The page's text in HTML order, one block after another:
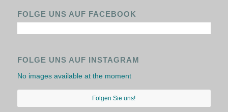
FOLGE UNS AUF FACEBOOK
FOLGE UNS AUF INSTAGRAM
No images available at the moment
Folgen Sie uns!